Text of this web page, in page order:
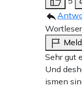
Wortleser
Sehr gut
Und
ismen